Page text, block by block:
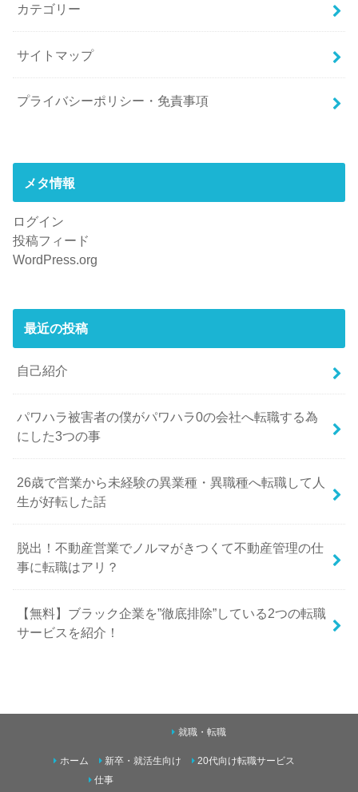
カテゴリー
サイトマップ
プライバシーポリシー・免責事項
メタ情報
ログイン
投稿フィード
WordPress.org
最近の投稿
自己紹介
パワハラ被害者の僕がパワハラ0の会社へ転職する為
にした3つの事
26歳で営業から未経験の異業種・異職種へ転職して人
生が好転した話
脱出！不動産営業でノルマがきつくて不動産管理の仕
事に転職はアリ？
【無料】ブラック企業を”徹底排除”している2つの転職
サービスを紹介！
ホーム
就職・転職
新卒・就活生向け
20代向け転職サービス
仕事